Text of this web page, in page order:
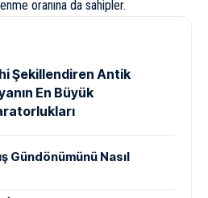
oranına da sahipler.
Şekillendiren Antik
En Büyük
Gündönümünü Nasıl